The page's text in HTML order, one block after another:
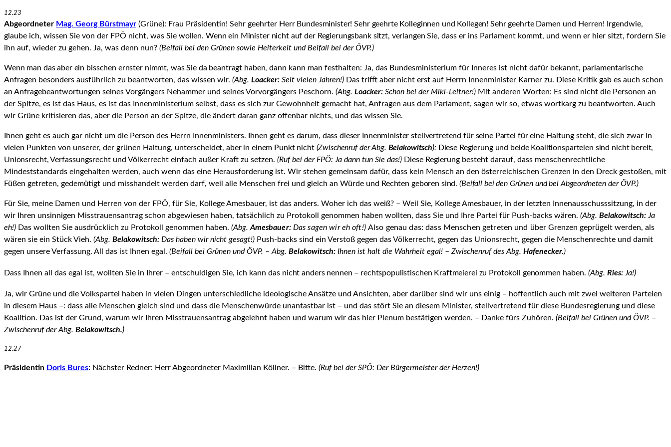
12.23
Abgeordneter Mag. Georg Bürstmayr (Grüne): Frau Präsidentin! Sehr geehrter Herr Bundesminister! Sehr geehrte Kolleginnen und Kollegen! Sehr geehrteDamen und Herren! Irgendwie,
glaube ich, wissen Sie von der FPÖ nicht, was Sie wollen. Wenn ein Minister nicht auf der Regierungsbank sitzt, verlangen Sie, dass er ins Parlament kommt, und wenn er hier sitzt, fordern Sie
ihn auf, wieder zu gehen. Ja, was denn nun? (Beifall bei den Grünen sowie Heiterkeit und Beifall bei der ÖVP.)
Wenn man das aber ein bisschen ernster nimmt, was Sie da beantragt haben, dann kann man festhalten: Ja, das Bundesministerium für Inneres ist nicht dafür bekannt, parlamentarische
Anfragen besonders ausführlich zu beantworten, das wissen wir. (Abg. Loacker: Seit vielen Jahren!) Das trifft aber nicht erst auf Herrn Innenminister Karner zu. Diese Kritik gab es auch schon
an Anfragebeant­wortungen seines Vorgängers Nehammer und seines Vorvorgängers Pe­schorn. (Abg. Loacker: Schon bei der Mikl-Leitner!) Mit anderen Worten: Es sind nicht die Personen an
der Spitze, es ist das Haus, es ist das Innenministe­rium selbst, dass es sich zur Gewohnheit gemacht hat, Anfragen aus dem Parla­ment, sagen wir so, etwas wortkarg zu beantworten. Auch
wir Grüne kriti­sieren das, aber die Person an der Spitze, die ändert daran ganz offenbar nichts, und das wissen Sie.
Ihnen geht es auch gar nicht um die Person des Herrn Innenministers. Ihnen geht es darum, dass dieser Innenminister stellvertretend für seine Partei für eineHaltung steht, die sich zwar in
vielen Punkten von unserer, der grünen Haltung, unterscheidet, aber in einem Punkt nicht (Zwischenruf der Abg. Belakowitsch): Diese Regierung und beide Koalitionsparteien sind nicht bereit,
Unionsrecht, Ver­fassungsrecht und Völkerrecht einfach außer Kraft zu setzen. (Ruf bei der FPÖ: Ja dann tun Sie das!)Diese Regierung besteht darauf, dass menschenrechtli­che
Mindeststandards eingehalten werden, auch wenn das eine Herausfor­derung ist. Wir stehen gemeinsam dafür, dass kein Mensch an den österreichi­schen Grenzen in den Dreck gestoßen, mit
Füßen getreten, gedemütigt und misshandelt werden darf, weil alle Menschen frei und gleich an Würde und Rechten geboren sind.(Beifall bei den Grünen und bei Abgeordneten der ÖVP.)
Für Sie, meine Damen und Herren von der FPÖ, für Sie, Kollege Amesbauer, ist das anders. Woher ich das weiß? – Weil Sie, Kollege Amesbauer, in der letzten Innenausschusssitzung, in der
wir Ihren unsinnigen Misstrauensantrag schon abgewiesen haben, tatsächlich zu Protokoll genommen haben wollten, dass Sie und Ihre Partei für Push-backs wären. (Abg. Belakowitsch: Ja
eh!) Das wollten Sie ausdrücklich zu Protokoll genommen haben. (Abg. Ames­bauer:Das sagen wir eh oft!)Also genau das: dass Menschen getreten und über Grenzen geprügelt werden, als
wären sie ein Stück Vieh. (Abg. Belakowitsch: Das haben wir nicht gesagt!) Push-backs sind ein Verstoß gegen das Völkerrecht, gegen das Unionsrecht, gegen die Menschenrechte und damit
gegen unse­re Verfassung. All das ist Ihnen egal. (Beifall bei Grünen und ÖVP. – Abg. Belako­witsch: Ihnen ist halt die Wahrheit egal! – Zwischenruf des Abg. Hafenecker.)
Dass Ihnen all das egal ist, wollten Sie in Ihrer – entschuldigen Sie, ich kann das nicht anders nennen – rechtspopulistischen Kraftmeierei zu Protokoll genom­men haben.(Abg.Ries: Ja!)
Ja, wir Grüne und die Volkspartei haben in vielen Dingen unterschiedliche ideologische Ansätze und Ansichten, aber darüber sind wir uns einig – hoffentlich auch mit zwei weiteren Parteien
in diesem Haus –: dass alle Men­schen gleich sind und dass die Menschenwürde unantastbar ist – und das stört Sie an diesem Minister, stellvertretend für diese Bundesregierung und diese
Koalition. Das ist der Grund, warum wir Ihren Misstrauensantrag abgelehnt haben und warum wir das hier Plenum bestätigen werden. – Danke fürs Zuhö­ren. (Beifall bei Grünen und ÖVP. –
Zwischenruf der Abg. Belakowitsch.)
12.27
Präsidentin Doris Bures: Nächster Redner: Herr Abgeordneter Maximilian Köllner. – Bitte. (Ruf bei der SPÖ: Der Bürgermeister der Herzen!)